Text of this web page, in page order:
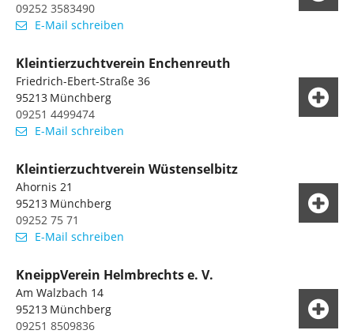
09252 3583490
E-Mail schreiben
Kleintierzuchtverein Enchenreuth
Friedrich-Ebert-Straße 36
95213 Münchberg
09251 4499474
E-Mail schreiben
Kleintierzuchtverein Wüstenselbitz
Ahornis 21
95213 Münchberg
09252 75 71
E-Mail schreiben
KneippVerein Helmbrechts e. V.
Am Walzbach 14
95213 Münchberg
09251 8509836